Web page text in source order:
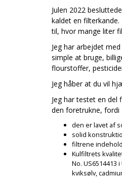
Julen 2022
kaldet en
til, hvor mange liter
Jeg har arbejdet
simple at bruge,
flourstoffer,
Jeg håber at du vil
Jeg har testet en del
den foretrukne, fordi
den er lavet af
solid
filtrene
Kulfiltrets
No.
kviksølv,